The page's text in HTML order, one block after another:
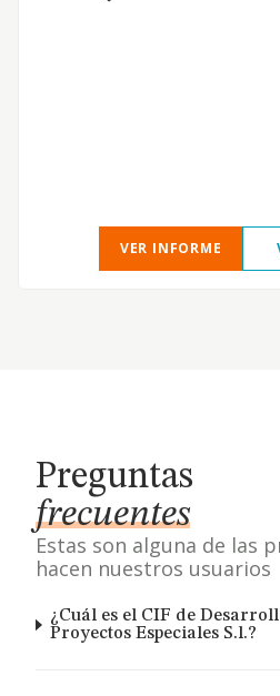
VER INFORME
Preguntas
frecuentes
Estas son alguna de las
hacen nuestros usuarios
¿Cuál es el CIF de
Proyectos Especiales S.l.?